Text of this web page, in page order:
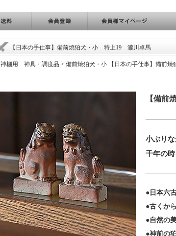
【日本の手仕事】備前焼狛犬・小 特上19 瀧川卓馬
神棚用 神具・調度品 >備前焼狛犬・小 【日本の手仕事】備前
【備前
小ぶり
千年の
●日本六
●古くか
●自然の
●神前の